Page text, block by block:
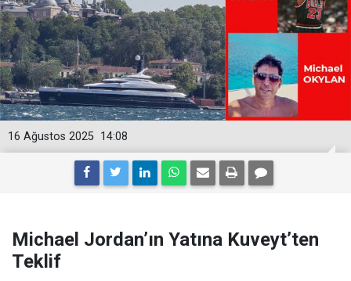
14:08
16 Ağustos 2025
Michael Jordan’ın Yatına Kuveyt’ten
Teklif